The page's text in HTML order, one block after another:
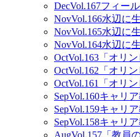
DecVol.167フィー
NovVol.166水辺に
NovVol.165水辺に
NovVol.164水辺に
OctVol.163 「オリ
OctVol.162 「オリ
OctVol.161
「オリ
SepVol.160キャリ
SepVol.159キャリ
SepVol.158キャリ